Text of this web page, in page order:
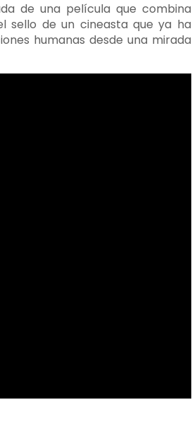
de una película que combina
sello de un cineasta que ya ha
humanas desde una mirada